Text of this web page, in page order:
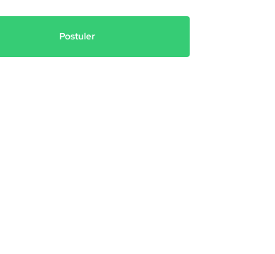
Postuler